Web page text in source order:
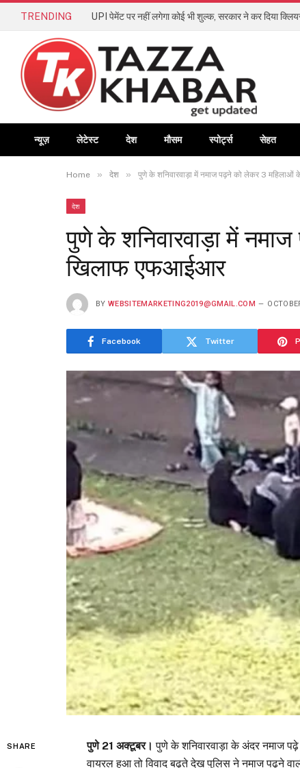
TRENDING UPI पेमेंट पर नहीं लगेगा कोई भी शुल्क, सरकार ने कर दिया
न्यूज़ लेटेस्ट देश मौसम स्पोर्ट्स सेहत
Home » देश » पुणे के शनिवारवाड़ा में नमाज पढ़ने को लेकर 3
देश
पुणे के शनिवारवाड़ा में
खिलाफ एफआईआर
BY WEBSITEMARKETING2019@GMAIL.COM
Facebook Twitter
SHARE पुणे 21 अक्टूबर।पुणे के शनिवारवाड़ा के अंदर नमाज
वायरल हुआ तो विवाद बढ़ते देख पुलिस ने नमाज पढ़ने